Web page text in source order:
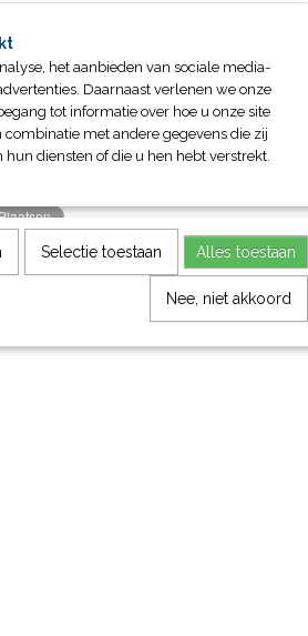
het aanbieden van sociale media-
Daarnaast verlenen we onze
tot informatie over hoe u onze site
met andere gegevens die zij
diensten of die u hen hebt verstrekt.
Selectie toestaan Alles toestaan
Nee, niet akkoord